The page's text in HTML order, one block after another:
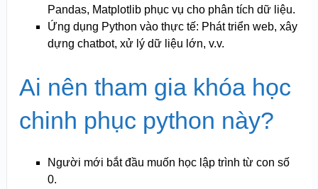
Pandas, Matplotlib phục vụ cho phân tích dữ liệu.
Ứng dụng Python vào thực tế: Phát triển web, xây
dựng chatbot, xử lý dữ liệu lớn, v.v.
Ai nên tham gia khóa học
chinh phục python này?
Người mới bắt đầu muốn học lập trình từ con số
0.